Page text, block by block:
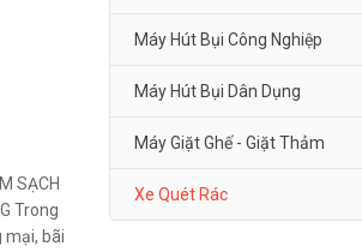
SẠCH
Trong
mại, bãi
Máy Hút Bụi Công Nghiệp
Máy Hút Bụi Dân Dụng
Máy Giặt Ghế - Giặt Thảm
Xe Quét Rác